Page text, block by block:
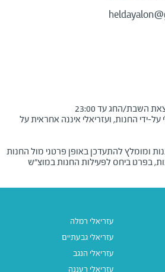
השבת/החג עד 23:00
ידי החנות, ועזריאלי איננה אחראית על
ומומלץ להתעדכן באופן פרטני מול החנות
בפרט ביחס לפעילות החנות במוצ"ש
עזריאלי רמלה
עזריאלי גבעתיים
עזריאלי הנגב
עזריאלי רעננה